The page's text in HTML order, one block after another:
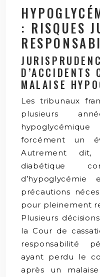
: RISQUES
D’ACCIDENTS
MALAISE
Les tribunaux
plusieurs
forcément un
Autrement dit,
diabétique
précautions
pour pleinement
Plusieurs
la Cour de
responsabilité
ayant perdu le
après un